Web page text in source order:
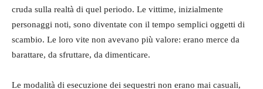
cruda sulla realtà di quel periodo. Le vittime, inizialmente
personaggi noti, sono diventate con il tempo semplici oggetti di
scambio. Le loro vite non avevano più valore: erano merce da
barattare, da sfruttare, da dimenticare.
Le modalità di esecuzione dei sequestri non erano mai casuali,